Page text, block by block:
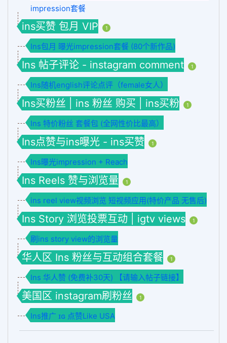
impression套餐
ins买赞 包月 VIP 1
Ins包月 曝光impression套餐 (80个新作品)
Ins 帖子评论 - instagram comment 1
Ins随机english评论点评（female女人）
Ins买粉丝 | ins 粉丝 购买 | ins买粉 1
Ins 特价粉丝 套餐包 (全网性价比最高）
Ins点赞与ins曝光 - ins买赞 1
Ins曝光impression + Reach
Ins Reels 赞与浏览量 1
ins reel view视频浏览 短视频应用(特价产品 无售后)
Ins Story 浏览投票互动 | igtv views 1
刷ins story view的浏览量
华人区 Ins 粉丝与互动组合套餐 1
Ins 华人赞 (免费补30天) 【请输入帖子链接】
美国区 instagram刷粉丝 1
Ins推广 ɪɢ 点赞Like USA